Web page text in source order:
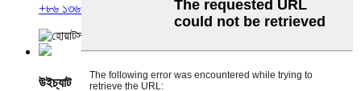
+৮৬ ১৩৬৩০০৯৮৪৫৭
উইচ্যাট